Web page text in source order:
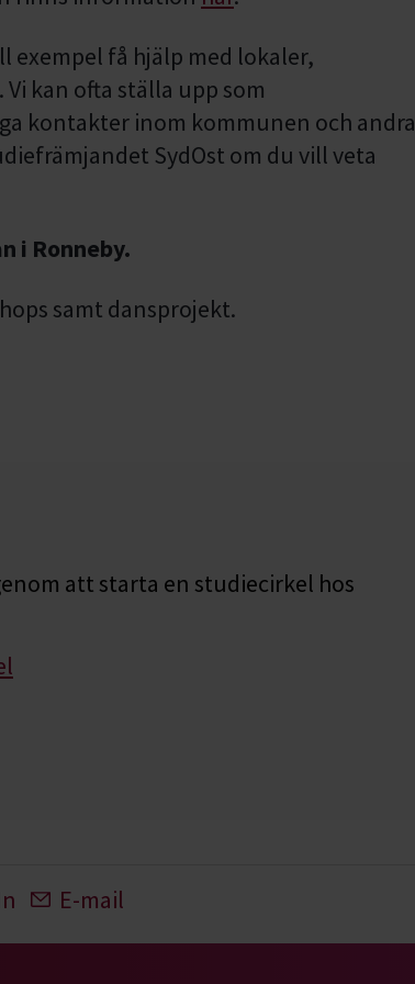
exempel få hjälp med lokaler,
kan ofta ställa upp som
kontakter inom kommunen och andra
SydOst om du vill veta
i Ronneby.
samt dansprojekt.
att starta en studiecirkel hos
E-mail